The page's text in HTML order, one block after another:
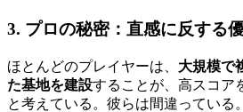
3. プロの秘密：直感に反する
ほとんどのプレイヤーは、 大規模で
た基地を建設することが、高スコア
と考えている。彼らは間違っている